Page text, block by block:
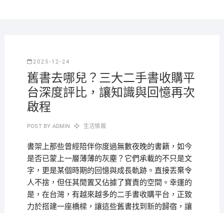
2025-12-24
舊書去哪兒？三大二手書收購平
台深度評比，讓知識與回憶再次
啟程
POST BY ADMIN 生活情報
書架上那些曾經陪伴你度過無數夜晚的書籍，如今
是否已蒙上一層薄薄的灰塵？它們承載的不只是文
字，更是某個時期的回憶與成長軌跡。直接丟棄令
人不捨，但任其閒置又佔據了寶貴的空間。幸運的
是，在台灣，有越來越多的二手書收購平台，正致
力於搭建一座橋樑，讓這些舊書找到新的歸宿，讓